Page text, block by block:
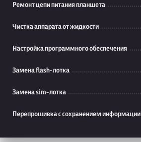
Ремонт цепи питания планшета
Чистка аппарата от жидкости
Настройка программного обеспечения
Замена flash-лотка
Замена sim-лотка
Перепрошивка с сохранением информации